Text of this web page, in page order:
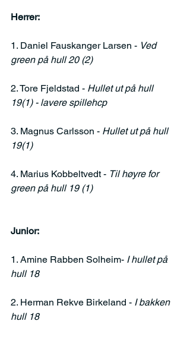
Herrer:
1. Daniel Fauskanger Larsen - Ved
green på hull 20 (2)
2. Tore Fjeldstad - Hullet ut på hull
19(1) - lavere spillehcp
3. Magnus Carlsson - Hullet ut på hull
19(1)
4. Marius Kobbeltvedt - Til høyre for
green på hull 19 (1)
Junior:
1. Amine Rabben Solheim- I hullet på
hull 18
2. Herman Rekve Birkeland - I bakken
hull 18